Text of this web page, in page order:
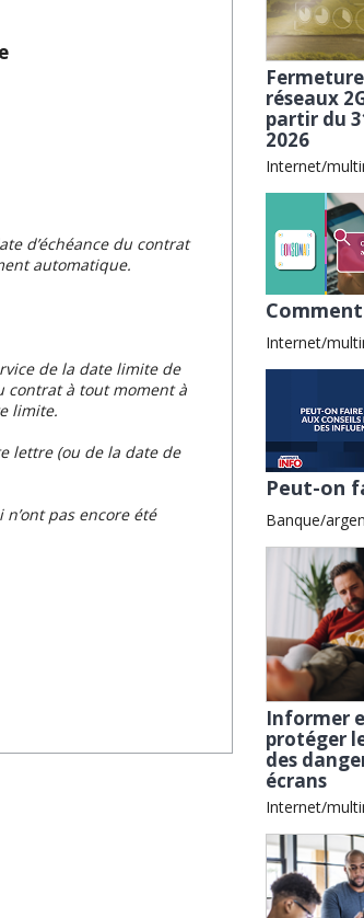
d’échéance du contrat
automatique.
de la date limite de
contrat à tout moment à
limite.
lettre (ou de la date de
pas encore été
réseaux
partir du
2026
Internet/
Internet/
Banque/
Informer
protéger
des
écrans
Internet/